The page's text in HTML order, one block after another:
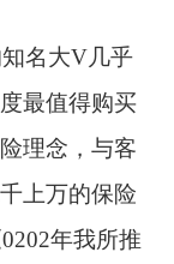
名大V几乎
最值得购买
理念，与客
上万的保险
年我所推